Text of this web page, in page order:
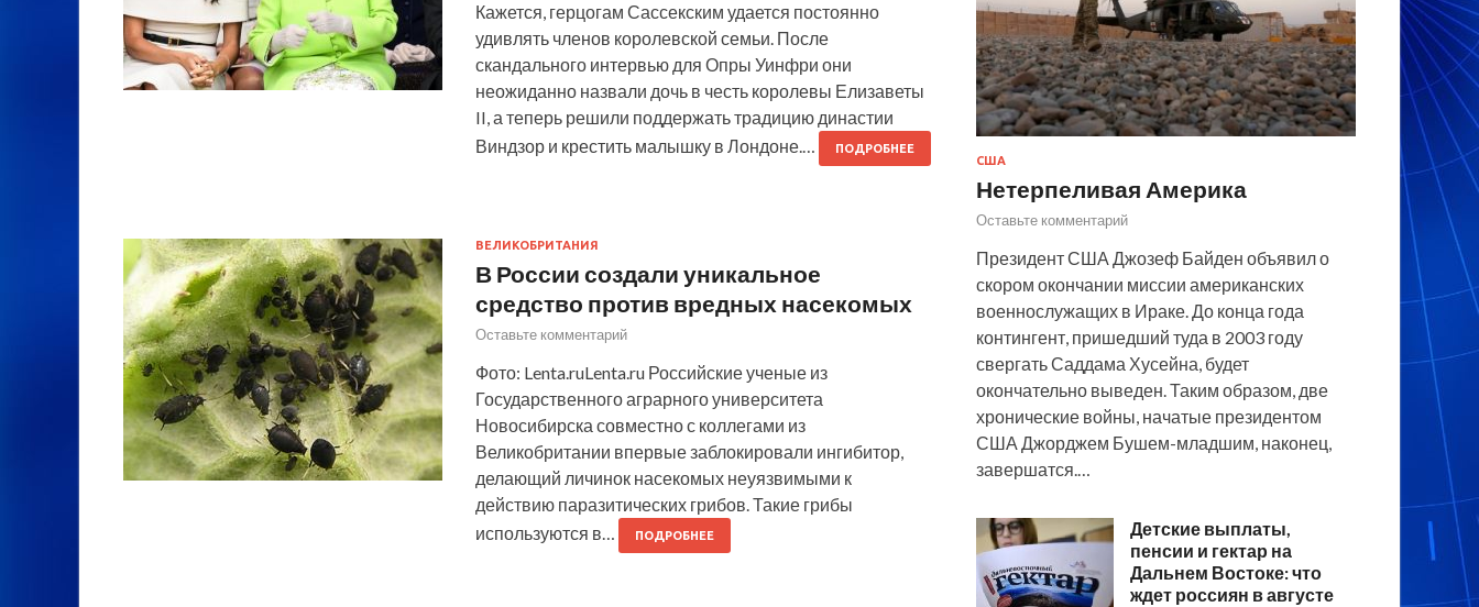
Кажется, герцогам Сассекским удается постоянно
удивлять членов королевской семьи. После
скандального интервью для Опры Уинфри они
неожиданно назвали дочь в честь королевы Елизаветы
II, а теперь решили поддержать традицию династии
Виндзор и крестить малышку в Лондоне.…
ПОДРОБНЕЕ
ВЕЛИКОБРИТАНИЯ
В России создали уникальное
средство против вредных насекомых
Оставьте комментарий
Фото: Lenta.ruLenta.ru Российские ученые из
Государственного аграрного университета
Новосибирска совместно с коллегами из
Великобритании впервые заблокировали ингибитор,
делающий личинок насекомых неуязвимыми к
действию паразитических грибов. Такие грибы
используются в…
ПОДРОБНЕЕ
США
Нетерпеливая Америка
Оставьте комментарий
Президент США Джозеф Байден объявил о
скором окончании миссии американских
военнослужащих в Ираке. До конца года
контингент, пришедший туда в 2003 году
свергать Саддама Хусейна, будет
окончательно выведен. Таким образом, две
хронические войны, начатые президентом
США Джорджем Бушем-младшим, наконец,
завершатся.…
Детские выплаты,
пенсии и гектар на
Дальнем Востоке: что
ждет россиян в августе